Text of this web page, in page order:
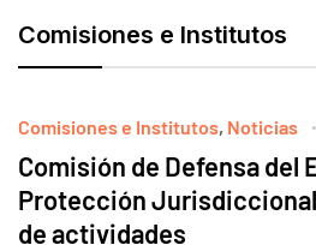
Comisiones e Institutos
Comisiones e Institutos, Noticias
Comisión de Defensa del
Protección
de actividades